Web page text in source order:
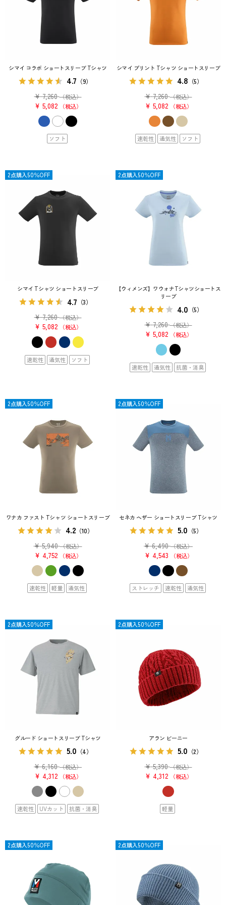
シマイ コラボ ショートスリーブ Tシャツ
4.7 （9）
¥ 7,260 （税込）
¥ 5,082 税込
ソフト
シマイ プリント Tシャツ ショートスリーブ
4.8 （5）
¥ 7,260 （税込）
¥ 5,082 税込
速乾性 通気性 ソフト
シマイ Tシャツ ショートスリーブ
4.7 （3）
¥ 7,260 （税込）
¥ 5,082 税込
OUTLET
速乾性 通気性 ソフト
2点購入50％OFF
【ウィメンズ】ワウォナTシャツショートス
リーブ
4.0 （5）
¥ 7,260 （税込）
¥ 5,082 税込
OUTLET
速乾性 通気性 抗菌・消臭
2点購入50％OFF
ワナカ ファスト Tシャツ ショートスリーブ
4.2 （10）
¥ 5,940 （税込）
¥ 4,752 税込
OUTLET
速乾性 軽量 通気性
2点購入50％OFF
セネカ ヘザー ショートスリーブ Tシャツ
5.0 （5）
¥ 6,490 （税込）
¥ 4,543 税込
OUTLET
ストレッチ 速乾性 通気性
2点購入50％OFF
グルード ショートスリーブ Tシャツ
5.0 （4）
¥ 6,160 （税込）
¥ 4,312 税込
OUTLET
速乾性 UVカット 抗菌・消臭
2点購入50％OFF
アラン ビーニー
5.0 （2）
¥ 5,390 （税込）
¥ 4,312 税込
OUTLET
軽量
2点購入50％OFF
OUTLET
2点購入50％OFF OUTLET
2点購入50％OFF